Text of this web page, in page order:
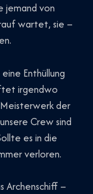
jemand von
wartet, sie –
Enthüllung
irgendwo
der
Crew sind
es in die
verloren.
Archenschiff –